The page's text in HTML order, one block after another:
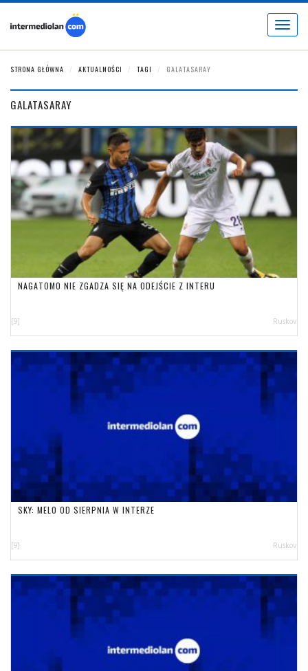
Toggle
STRONA GŁÓWNA AKTUALNOŚCI TAGI GALATASARAY
GALATASARAY
NAGATOMO NIE ZGADZA SIĘ NA ODEJŚCIE Z INTERU
[9] Ruskov
SKY: MELO OD SIERPNIA W INTERZE
[9] Ruskov